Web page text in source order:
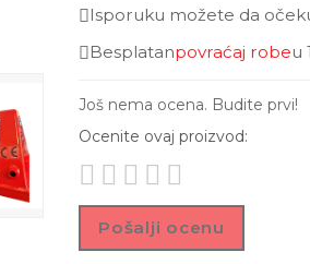
Isporuku možete da
Besplatanpovraćaj robeu
Još nema ocena. Budite prvi!
Ocenite ovaj proizvod:
Pošalji ocenu